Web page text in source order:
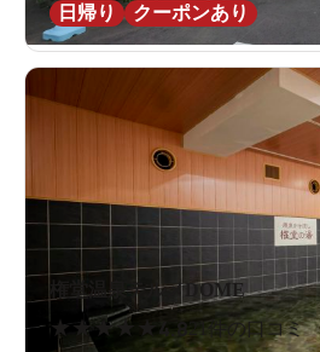
日帰り
クーポンあり
権堂温泉テルメDOME
★ ★★★ ★ 4.821件の口コミ